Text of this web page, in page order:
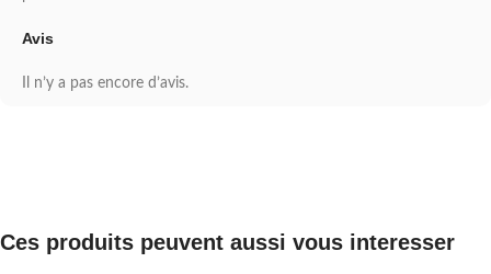
Avis
Il n’y a pas encore d’avis.
Ces produits peuvent aussi vous interesser